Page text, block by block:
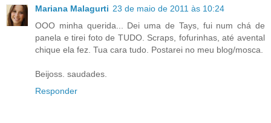
Mariana Malagurti 23 de maio de 2011 às 10:24
OOO minha querida... Dei uma de Tays, fui num chá de
panela e tirei foto de TUDO. Scraps, fofurinhas, até avental
chique ela fez. Tua cara tudo. Postarei no meu blog/mosca.
Beijoss. saudades.
Responder